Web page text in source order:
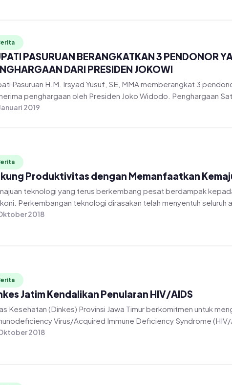
PASURUAN BERANGKATKAN 3 PENDONOR
DARI PRESIDEN JOKOWI
Pasuruan H.M. Irsyad Yusuf, SE, MMA memberangkat 3
penghargaan oleh Presiden Joko Widodo. Penghargaan
2019
Produktivitas dengan Memanfaatkan
teknologi yang terus berkembang pesat berdampak
Perkembangan teknologi dirasakan telah menyentuh seluruh
2018
Jatim Kendalikan Penularan HIV/AIDS
Kesehatan (Dinkes) Provinsi Jawa Timur berkomitmen untuk
Virus/Acquired Immune Deficiency Syndrome (HIV/
2018